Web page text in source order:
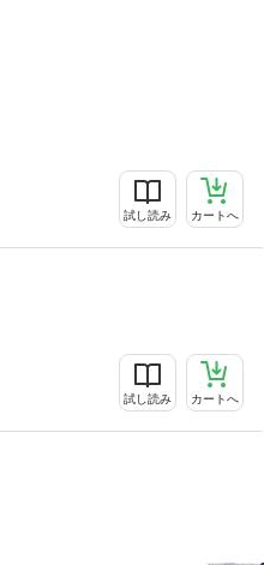
試し読み カートへ
試し読み カートへ